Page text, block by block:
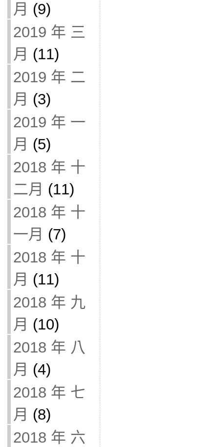
月 (9)
2019 年 三
月 (11)
2019 年 二
月 (3)
2019 年 一
月 (5)
2018 年 十
二月 (11)
2018 年 十
一月 (7)
2018 年 十
月 (11)
2018 年 九
月 (10)
2018 年 八
月 (4)
2018 年 七
月 (8)
2018 年 六